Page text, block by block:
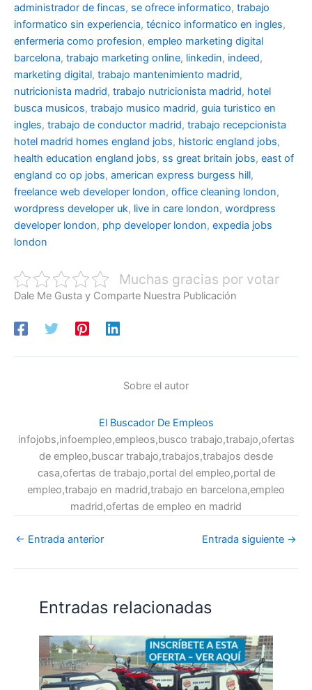
administrador de fincas, se ofrece informatico, trabajo
informatico sin experiencia, técnico informatico en ingles,
enfermeria como profesion, empleo marketing digital
barcelona, trabajo marketing online, linkedin, indeed,
marketing digital, trabajo mantenimiento madrid,
nutricionista madrid, trabajo nutricionista madrid, hotel
busca musicos, trabajo musico madrid, guia turistico en
ingles, trabajo de conductor madrid, trabajo recepcionista
hotel madrid homes england jobs, historic england jobs,
health education england jobs, ss great britain jobs, east of
england co op jobs, american express burgess hill,
freelance web developer london, office cleaning london,
wordpress developer uk, live in care london, wordpress
developer london, php developer london, expedia jobs
london
Muchas gracias por votar
Dale Me Gusta y Comparte Nuestra Publicación
Sobre el autor
El Buscador De Empleos
infojobs,infoempleo,empleos,busco trabajo,trabajo,ofertas
de empleo,buscar trabajo,trabajos,trabajos desde
casa,ofertas de trabajo,portal del empleo,portal de
empleo,trabajo en madrid,trabajo en barcelona,empleo
madrid,ofertas de empleo en madrid
← Entrada anterior Entrada siguiente →
Entradas relacionadas